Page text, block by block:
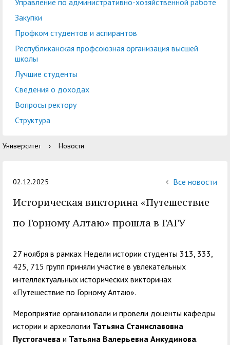
Международная
деятельность
Управление по
административно-
Закупки
Республиканская
организация высшей
Центр тестирования
иностранных граждан
по русскому языку
Центр развития
компетенций
Центр русского языка
обучающихся ГАГУ
Образовательный
модуль «Обучение
Информация о
предоставлении
отпуска обучающимся
Управление по административно-хозяйственной работе
Закупки
Профком студентов и аспирантов
Республиканская профсоюзная организация высшей
школы
Лучшие студенты
Сведения о доходах
Вопросы ректору
Структура
Университет › Новости
02.12.2025 Все новости
Историческая викторина «Путешествие
по Горному Алтаю» прошла в ГАГУ
27 ноября в рамках Недели истории студенты 313, 333,
425, 715 групп приняли участие в увлекательных
интеллектуальных исторических викторинах
«Путешествие по Горному Алтаю».
Мероприятие организовали и провели доценты кафедры
истории и археологии Татьяна Станиславовна
Пустогачева и Татьяна Валерьевна Анкудинова.